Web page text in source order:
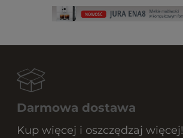
Darmowa dostawa
Kup więcej i oszczędzaj więcej!